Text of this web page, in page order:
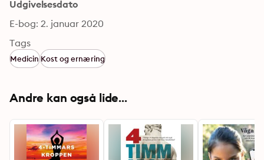
Udgivelsesdato
E-bog: 2. januar 2020
Tags
MedicinKost og ernæring
Andre kan også lide...